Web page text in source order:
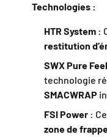
Technologies :
HTR System :
restitution
SWX Pure Feel
technologie
SMACWRAP
FSI Power :
zone de